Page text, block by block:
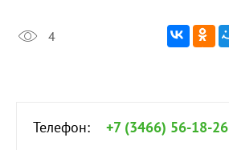
4
Телефон:
+7 (3466) 56-18-26